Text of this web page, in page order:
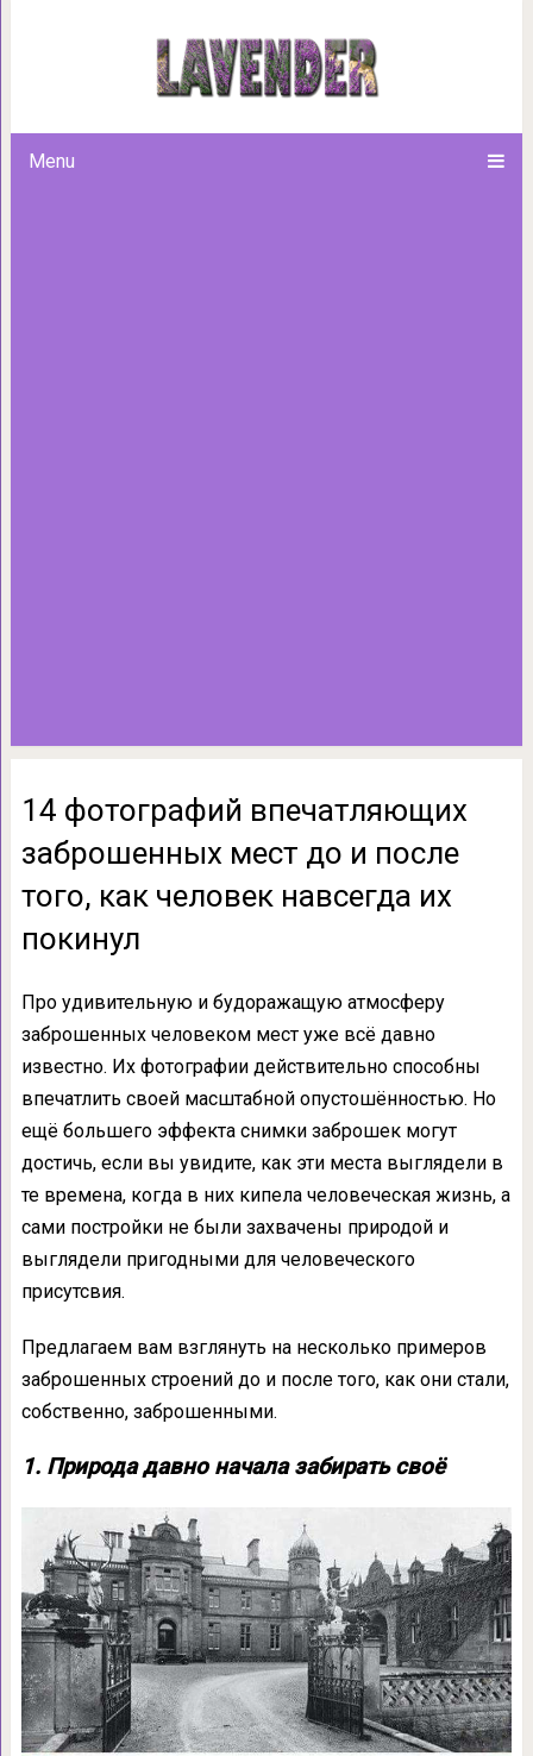
Menu
14 фотографий
после того, как
14 фотографий впечатляющих
заброшенных мест до и после
того, как человек навсегда их
покинул
Про удивительную и будоражащую атмосферу
заброшенных человеком мест уже всё давно
известно. Их фотографии действительно способны
впечатлить своей масштабной опустошённостью. Но
ещё большего эффекта снимки заброшек могут
достичь, если вы увидите, как эти места выглядели в
те времена, когда в них кипела человеческая жизнь, а
сами постройки не были захвачены природой и
выглядели пригодными для человеческого
присутсвия.
Предлагаем вам взглянуть на несколько примеров
заброшенных строений до и после того, как они стали,
собственно, заброшенными.
1. Природа давно начала забирать своё